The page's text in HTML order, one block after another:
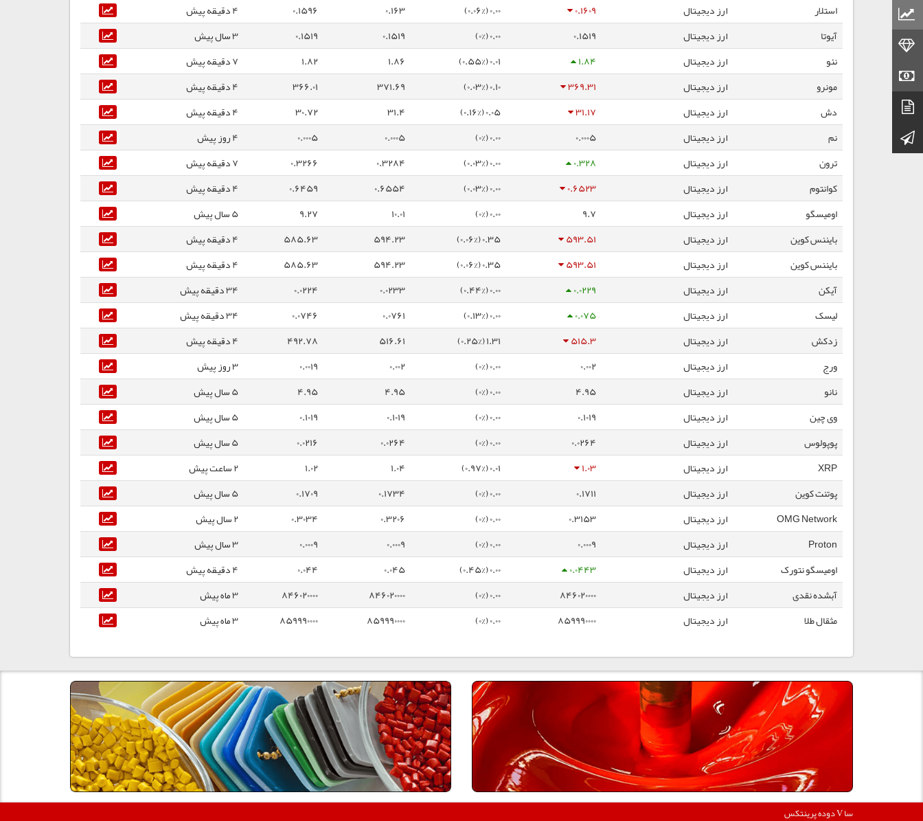
قیمت مواد پلاستیکی
قیمت طلا
قیمت سکه
دیتاشیت
کانال تلگرام
استلار
ارز دیجیتال 0.1609
0.00 (0.06%)
0.163
0.1596
4 دقیقه پیش
آیوتا
ارز دیجیتال 0.1519
0.00 (0%)
0.1519
0.1519
3 سال پیش
نئو
ارز دیجیتال 1.84
0.01 (0.55%)
1.86
1.82
7 دقیقه پیش
مونرو
ارز دیجیتال 369.31
0.10 (0.03%)
371.69
366.01
4 دقیقه پیش
دش
ارز دیجیتال 31.17
0.05 (0.16%)
31.4
30.72
4 دقیقه پیش
نم
ارز دیجیتال 0.0005
0.00 (0%)
0.0005
0.0005
4 روز پیش
ترون
ارز دیجیتال 0.328
0.00 (0.03%)
0.3284
0.3266
7 دقیقه پیش
کوانتوم
ارز دیجیتال 0.6523
0.00 (0.03%)
0.6554
0.6459
4 دقیقه پیش
اومیسگو
ارز دیجیتال 9.7
0.00 (0%)
10.01
9.27
5 سال پیش
بایننس کوین
ارز دیجیتال 593.51
0.35 (0.06%)
594.23
585.63
4 دقیقه پیش
بایننس کوین
ارز دیجیتال 593.51
0.35 (0.06%)
594.23
585.63
4 دقیقه پیش
آیکن
ارز دیجیتال 0.0229
0.00 (0.44%)
0.0233
0.0224
34 دقیقه پیش
لیسک
ارز دیجیتال 0.075
0.00 (0.13%)
0.0761
0.0746
34 دقیقه پیش
زدکش
ارز دیجیتال 515.3
1.31 (0.25%)
516.61
492.78
4 دقیقه پیش
ورج
ارز دیجیتال 0.002
0.00 (0%)
0.002
0.0019
3 روز پیش
نانو
ارز دیجیتال 4.95
0.00 (0%)
4.95
4.95
5 سال پیش
وی چین
ارز دیجیتال 0.1019
0.00 (0%)
0.1019
0.1019
5 سال پیش
پوپولوس
ارز دیجیتال 0.0264
0.00 (0%)
0.0264
0.0216
5 سال پیش
XRP
ارز دیجیتال 1.03
0.01 (0.97%)
1.04
1.02
2 ساعت پیش
پوتنت کوین
ارز دیجیتال 0.1711
0.00 (0%)
0.1734
0.1709
5 سال پیش
OMG Network
ارز دیجیتال 0.3153
0.00 (0%)
0.3206
0.3034
2 سال پیش
Proton
ارز دیجیتال 0.0009
0.00 (0%)
0.0009
0.0009
3 سال پیش
اومیسگو نتورک
ارز دیجیتال 0.0443
0.00 (0.45%)
0.045
0.044
4 دقیقه پیش
آبشده نقدی
ارز دیجیتال 846020000
0.00 (0%)
846020000
846020000
3 ماه پیش
مثقال طلا
ارز دیجیتال 859990000
0.00 (0%)
859990000
859990000 3 ماه پیش
دوده پرینتکس V دگوسا :360000